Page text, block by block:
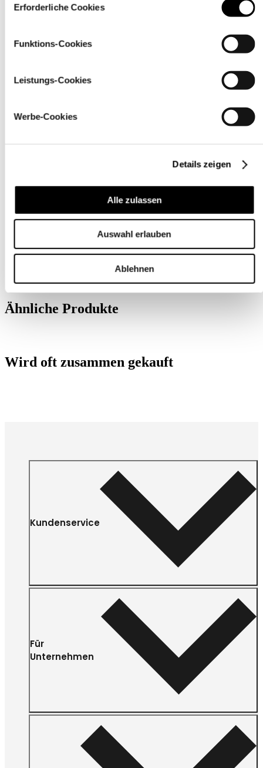
über den Link „Cookie-Einstellungen
Erforderliche Cookies
Funktions-Cookies
Leistungs-Cookies
Werbe-Cookies
Details zeigen
Alle zulassen
Auswahl erlauben
Ablehnen
Pflegehinweise
Ähnliche Produkte
Wird oft zusammen gekauft
Kundenservice
Für
Unternehmen